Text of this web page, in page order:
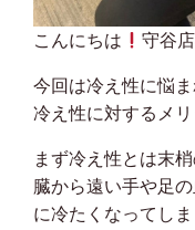
こんにちは 守谷
今回は冷え性に悩
冷え性に対するメ
まず冷え性とは末
臓から遠い手や足
に冷たくなってし